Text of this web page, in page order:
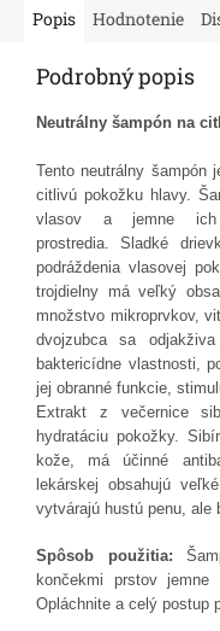
Popis Hodnotenie
Podrobný popis
Neutrálny šampón na
Tento neutrálny šampón
citlivú pokožku hlavy.
vlasov a jemne ich
prostredia. Sladké
podráždenia vlasovej
trojdielny má veľký
množstvo mikroprvkov,
dvojzubca sa
baktericídne vlastnosti,
jej obranné funkcie,
Extrakt z večernice
hydratáciu pokožky.
kože, má účinné
lekárskej obsahujú
vytvárajú hustú penu, ale
Spôsob použitia:
končekmi prstov
Opláchnite a celý postup